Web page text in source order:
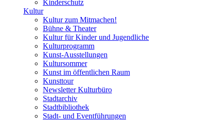
Kinderschutz
Kultur
Kultur zum Mitmachen!
Bühne & Theater
Kultur für Kinder und Jugendliche
Kulturprogramm
Kunst-Ausstellungen
Kultursommer
Kunst im öffentlichen Raum
Kunsttour
Newsletter Kulturbüro
Stadtarchiv
Stadtbibliothek
Stadt- und Eventführungen